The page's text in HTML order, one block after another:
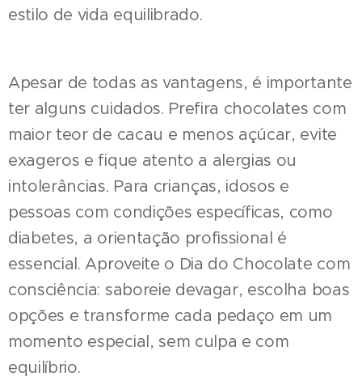
estilo de vida equilibrado.
Apesar de todas as vantagens, é importante
ter alguns cuidados. Prefira chocolates com
maior teor de cacau e menos açúcar, evite
exageros e fique atento a alergias ou
intolerâncias. Para crianças, idosos e
pessoas com condições específicas, como
diabetes, a orientação profissional é
essencial. Aproveite o Dia do Chocolate com
consciência: saboreie devagar, escolha boas
opções e transforme cada pedaço em um
momento especial, sem culpa e com
equilíbrio.